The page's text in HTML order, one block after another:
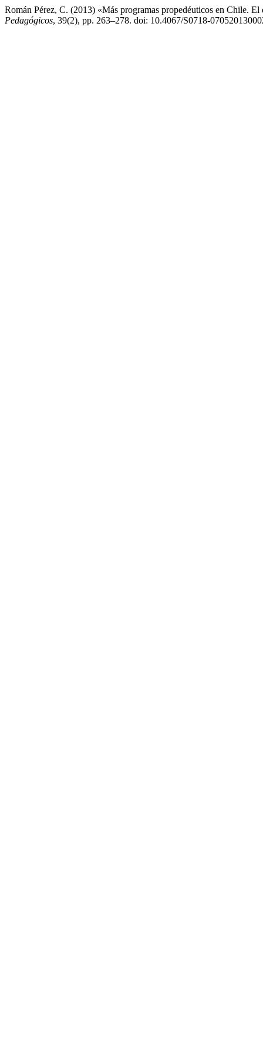
Román Pérez, C. (2013) «Más programas propedéuticos en Chile.
Pedagógicos, 39(2), pp. 263–278. doi: 10.4067/S0718-